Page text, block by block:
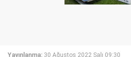
Yayınlanma: 30 Ağustos 2022 Salı 09:30